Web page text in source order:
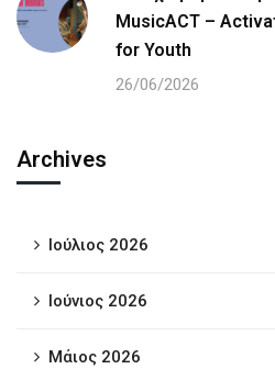
MusicACT –
for Youth
26/06/2026
Archives
Ιούλιος 2026
Ιούνιος 2026
Μάιος 2026